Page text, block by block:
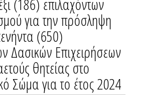
(186) επιλαχόντων
για την πρόσληψη
(650)
Δασικών Επιχειρήσεων
θητείας στο
Σώμα για το έτος 2024